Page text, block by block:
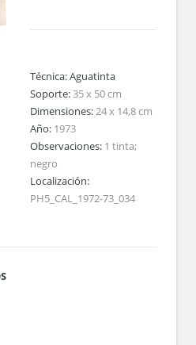
Técnica:Aguatinta
Soporte:35 x 50 cm
Dimensiones:24 x 14,8 cm
Año: 1973
Observaciones: 1 tinta;
negro
Localización:
PH5_CAL_1972-73_034